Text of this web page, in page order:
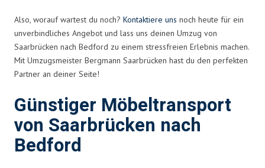
Also, worauf wartest du noch? Kontaktiere uns noch heute für ein
unverbindliches Angebot und lass uns deinen Umzug von
Saarbrücken nach Bedford zu einem stressfreien Erlebnis machen.
Mit Umzugsmeister Bergmann Saarbrücken hast du den perfekten
Partner an deiner Seite!
Günstiger Möbeltransport
von Saarbrücken nach
Bedford